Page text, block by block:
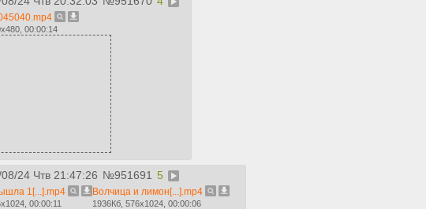
00:00:14
24 Чтв 21:47:26 №951691 5
1[...].mp4
00:00:11
Волчица и лимон[...].mp4
1936Кб, 576x1024, 00:00:06